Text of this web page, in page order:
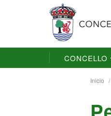
CONCELLO
Inicio